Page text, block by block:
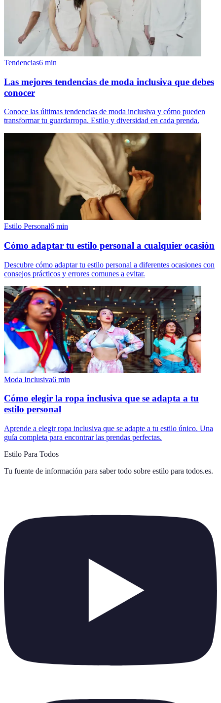
Tendencias6 min
Las mejores tendencias de moda inclusiva que debes
conocer
Conoce las últimas tendencias de moda inclusiva y cómo pueden
transformar tu guardarropa. Estilo y diversidad en cada prenda.
Estilo Personal6 min
Cómo adaptar tu estilo personal a cualquier ocasión
Descubre cómo adaptar tu estilo personal a diferentes ocasiones con
consejos prácticos y errores comunes a evitar.
Moda Inclusiva6 min
Cómo elegir la ropa inclusiva que se adapta a tu
estilo personal
Aprende a elegir ropa inclusiva que se adapte a tu estilo único. Una
guía completa para encontrar las prendas perfectas.
Estilo Para Todos
Tu fuente de información para saber todo sobre estilo para todos.es.